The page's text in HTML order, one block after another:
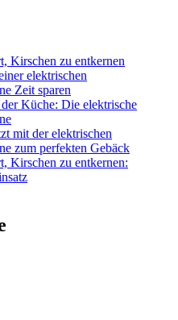
Kirschen zu entkernen
elektrischen
Zeit sparen
Küche: Die elektrische
mit der elektrischen
zum perfekten Gebäck
Kirschen zu entkernen: